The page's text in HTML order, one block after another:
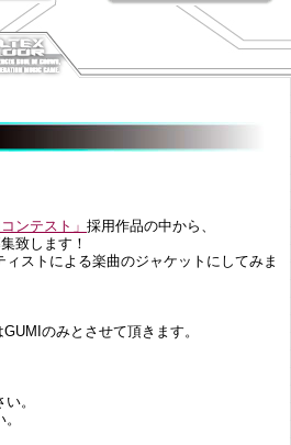
ンテスト」 採用作品の中から、
致します！
ストによる楽曲のジャケットにしてみま
のみとさせて頂きます。
。